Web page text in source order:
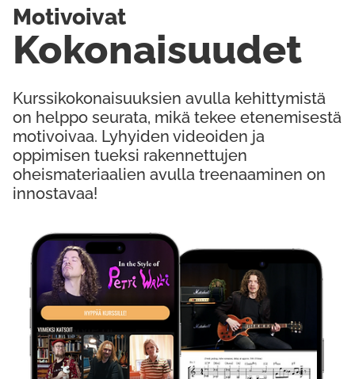
Kokeile Ilmaiseksi
Kurssikokonaisuuksien avulla kehittymistä
on helppo seurata, mikä tekee etenemisestä
motivoivaa. Lyhyiden videoiden ja
oppimisen tueksi rakennettujen
oheismateriaalien avulla treenaaminen on
innostavaa!
Kokonaisuudet
Motivoivat